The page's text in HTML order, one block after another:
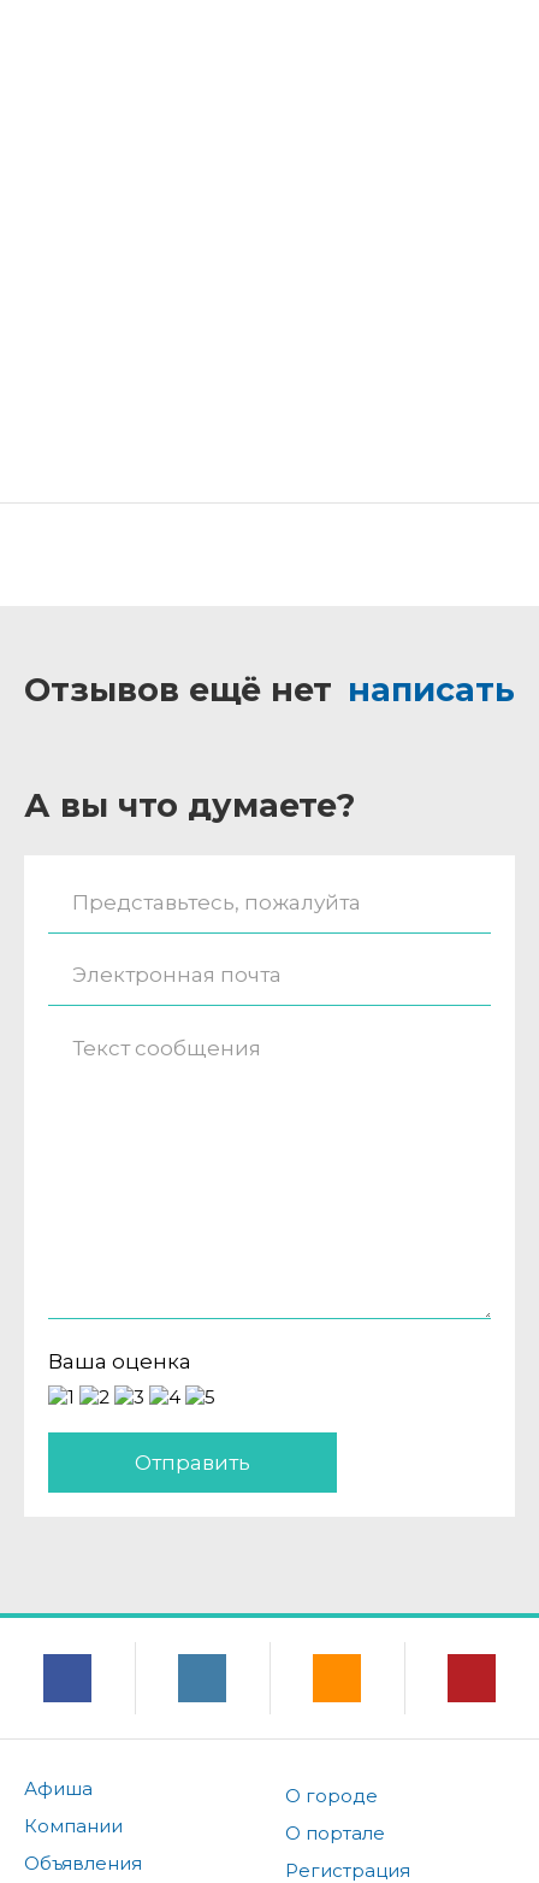
Отзывов ещё нет написать
А вы что думаете?
Ваша оценка
Отправить
Афиша
Компании
Объявления
О городе
О портале
Регистрация